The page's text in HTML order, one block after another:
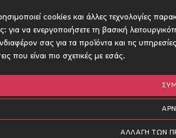
cookies και άλλες τεχνολογίες
για να ενεργοποιήσετε τη βασική
σας για τα προϊόντα και τις
που είναι πιο σχετικές με εσάς.
ΑΛΛΑΓΉ ΤΩΝ